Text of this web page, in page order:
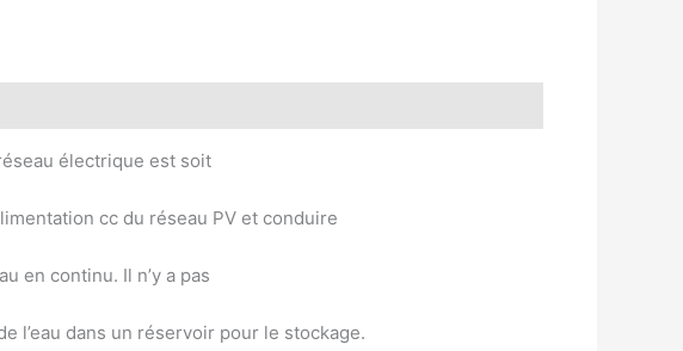
électrique est soit
cc du réseau PV et conduire
en continu. Il n’y a pas
l’eau dans un réservoir pour le stockage.